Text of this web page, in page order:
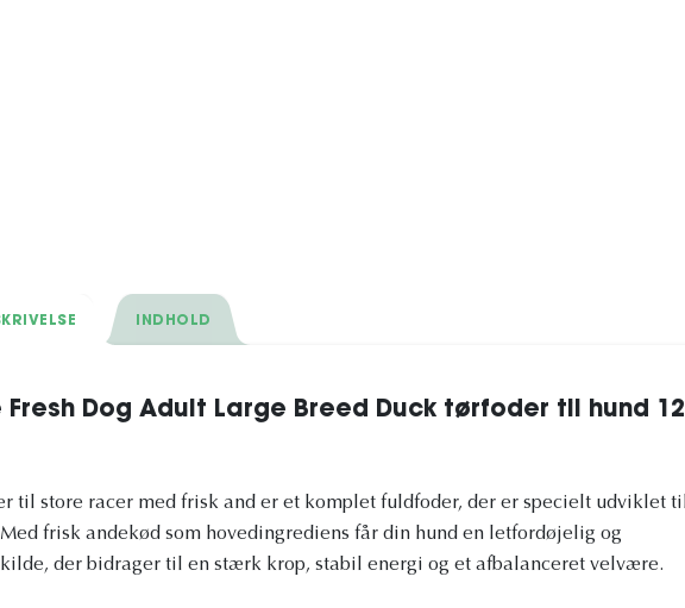
INDHOLD
Fresh Dog Adult Large Breed Duck tørfoder til hund 12
til store racer med frisk and er et komplet fuldfoder, der er specielt udviklet til
frisk andekød som hovedingrediens får din hund en letfordøjelig og
der bidrager til en stærk krop, stabil energi og et afbalanceret velvære.